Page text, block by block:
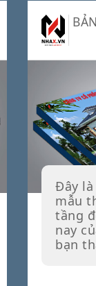
Đây là
mẫu
tầng
nay
bạn